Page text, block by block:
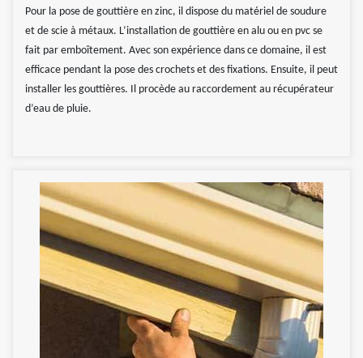
Pour la pose de gouttière en zinc, il dispose du matériel de soudure
et de scie à métaux. L’installation de gouttière en alu ou en pvc se
fait par emboîtement. Avec son expérience dans ce domaine, il est
efficace pendant la pose des crochets et des fixations. Ensuite, il peut
installer les gouttières. Il procède au raccordement au récupérateur
d’eau de pluie.